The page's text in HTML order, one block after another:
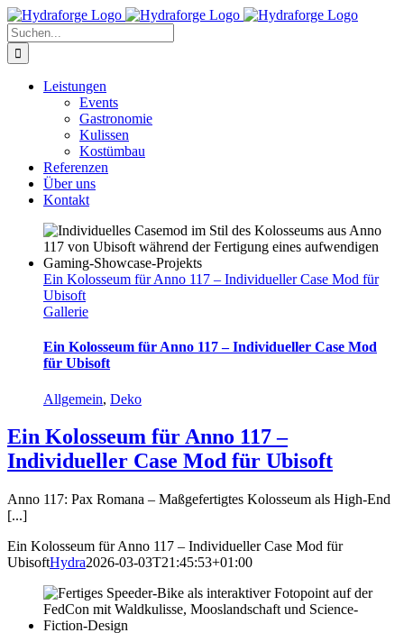
Zum
Inhalt
springen
Suche
nach:
Leistungen
Events
Gastronomie
Kulissen
Kostümbau
Referenzen
Über uns
Kontakt
Ein Kolosseum für Anno 117 – Individueller Case Mod für
Ubisoft
Gallerie
Ein Kolosseum für Anno 117 – Individueller Case Mod
für Ubisoft
Allgemein, Deko
Ein Kolosseum für Anno 117 –
Individueller Case Mod für Ubisoft
Anno 117: Pax Romana – Maßgefertigtes Kolosseum als High-End
[...]
Ein Kolosseum für Anno 117 – Individueller Case Mod für
UbisoftHydra2026-03-03T21:45:53+01:00